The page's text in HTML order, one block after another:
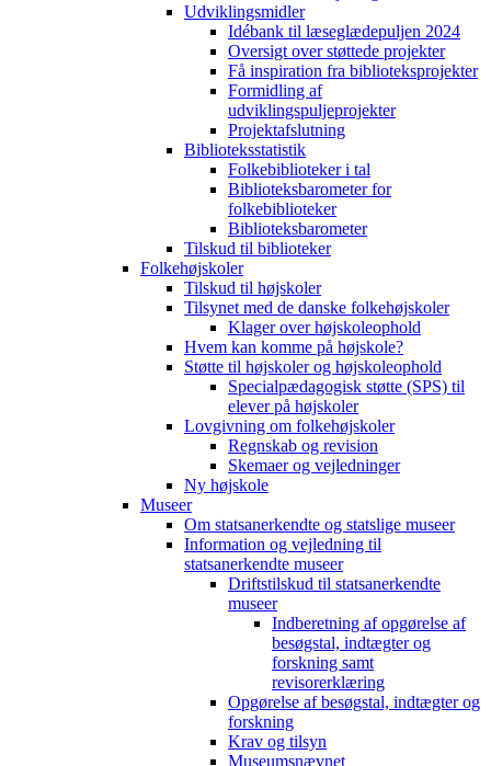
Udviklingsmidler
Idébank til læseglædepuljen 2024
Oversigt over støttede projekter
Få inspiration fra biblioteksprojekter
Formidling af
udviklingspuljeprojekter
Projektafslutning
Biblioteksstatistik
Folkebiblioteker i tal
Biblioteksbarometer for
folkebiblioteker
Biblioteksbarometer
Tilskud til biblioteker
Folkehøjskoler
Tilskud til højskoler
Tilsynet med de danske folkehøjskoler
Klager over højskoleophold
Hvem kan komme på højskole?
Støtte til højskoler og højskoleophold
Specialpædagogisk støtte (SPS) til
elever på højskoler
Lovgivning om folkehøjskoler
Regnskab og revision
Skemaer og vejledninger
Ny højskole
Museer
Om statsanerkendte og statslige museer
Information og vejledning til
statsanerkendte museer
Driftstilskud til statsanerkendte
museer
Indberetning af opgørelse af
besøgstal, indtægter og
forskning samt
revisorerklæring
Opgørelse af besøgstal, indtægter og
forskning
Krav og tilsyn
Museumsnævnet